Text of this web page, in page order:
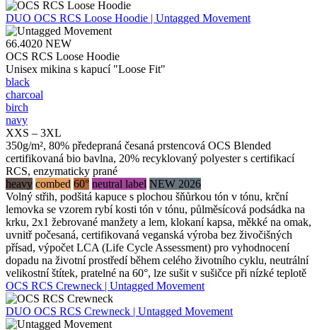
DUO OCS RCS Loose Hoodie | Untagged Movement
66.4020 NEW
OCS RCS Loose Hoodie
Unisex mikina s kapucí "Loose Fit"
black
charcoal
birch
navy
XXS – 3XL
350g/m², 80% předepraná česaná prstencová OCS Blended
certifikovaná bio bavlna, 20% recyklovaný polyester s certifikací
RCS, enzymaticky prané
heavy combed 60° neutral label NEW 2026
Volný střih, podšitá kapuce s plochou šňůrkou tón v tónu, krční
lemovka se vzorem rybí kosti tón v tónu, půlměsícová podsádka na
krku, 2x1 žebrované manžety a lem, klokaní kapsa, měkké na omak,
uvnitř počesaná, certifikovaná veganská výroba bez živočišných
přísad, výpočet LCA (Life Cycle Assessment) pro vyhodnocení
dopadu na životní prostředí během celého životního cyklu, neutrální
velikostní štítek, pratelné na 60°, lze sušit v sušičce při nízké teplotě
OCS RCS Crewneck | Untagged Movement
DUO OCS RCS Crewneck | Untagged Movement